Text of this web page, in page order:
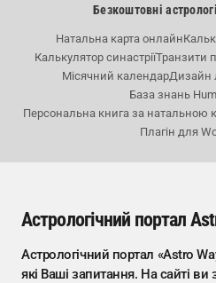
Безкоштовні
Натальна карта онлайн
Калькулятор синастріїТранзити
Місячний календарДизайн
База знань
Персональна книга за натальною
Плагін для
Астрологічний портал
Астрологічний портал «Astro
які Ваші запитання. На сайті